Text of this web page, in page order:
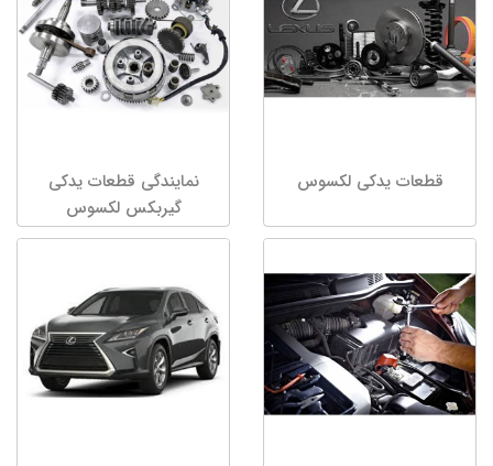
قطعات یدکی لکسوس
نمایندگی قطعات یدکی
گیربکس لکسوس